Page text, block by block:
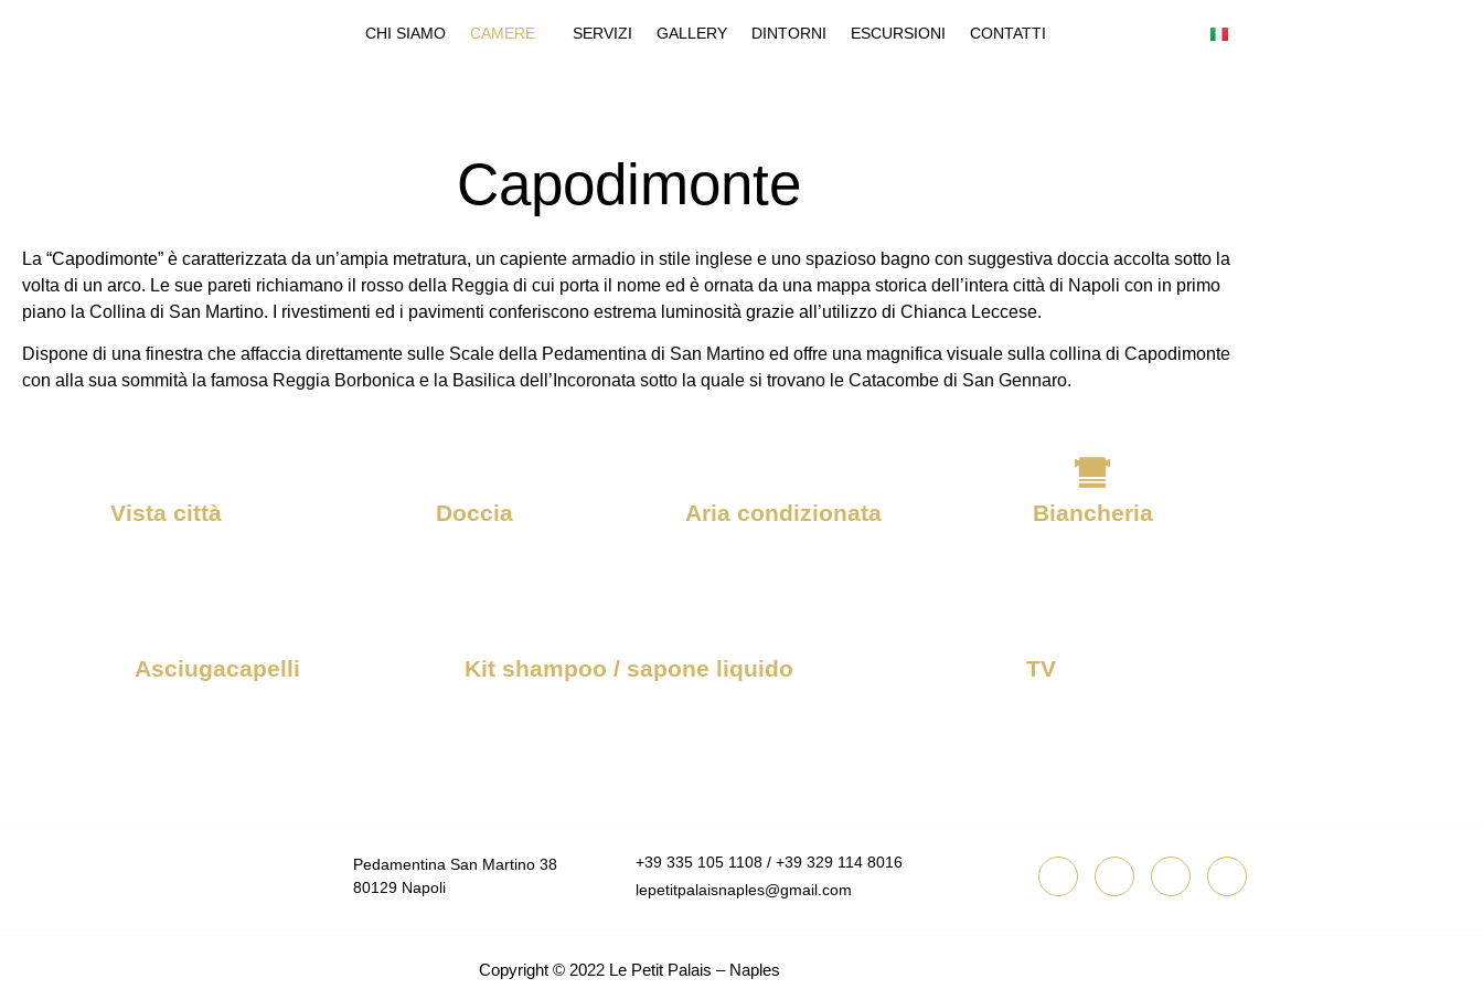
CHI SIAMO CAMERE SERVIZI GALLERY DINTORNI ESCURSIONI CONTATTI
Capodimonte
La “Capodimonte” è caratterizzata da un’ampia metratura, un capiente armadio in stile inglese e uno spazioso bagno con suggestiva doccia accolta sotto la
volta di un arco. Le sue pareti richiamano il rosso della Reggia di cui porta il nome ed è ornata da una mappa storica dell’intera città di Napoli con in primo
piano la Collina di San Martino. I rivestimenti ed i pavimenti conferiscono estrema luminosità grazie all’utilizzo di Chianca Leccese.
Dispone di una finestra che affaccia direttamente sulle Scale della Pedamentina di San Martino ed offre una magnifica visuale sulla collina di Capodimonte
con alla sua sommità la famosa Reggia Borbonica e la Basilica dell’Incoronata sotto la quale si trovano le Catacombe di San Gennaro.
Vista città Doccia Aria condizionata Biancheria
Asciugacapelli Kit shampoo / sapone liquido TV
Pedamentina San Martino 38
80129 Napoli
+39 335 105 1108 / +39 329 114 8016
lepetitpalaisnaples@gmail.com
Copyright © 2022 Le Petit Palais – Naples